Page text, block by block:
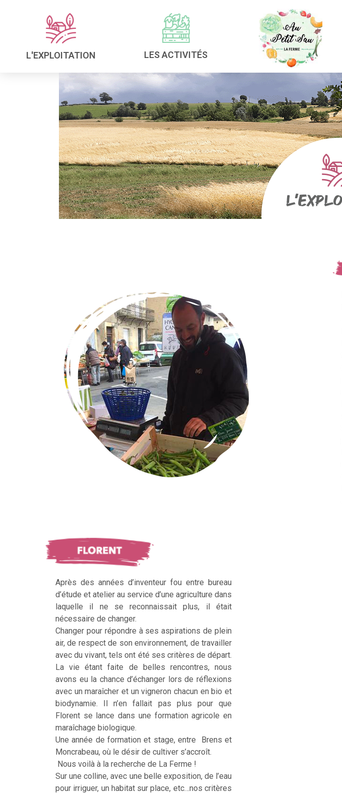
L'EXPLOITATION LES ACTIVITÉS
Après des années d’inventeur fou entre bureau
d’étude et atelier au service d’une agriculture dans
laquelle il ne se reconnaissait plus, il était
nécessaire de changer.
Changer pour répondre à ses aspirations de plein
air, de respect de son environnement, de travailler
avec du vivant, tels ont été ses critères de départ.
La vie étant faite de belles rencontres, nous
avons eu la chance d’échanger lors de réflexions
avec un maraîcher et un vigneron chacun en bio et
biodynamie. Il n’en fallait pas plus pour que
Florent se lance dans une formation agricole en
maraîchage biologique.
Une année de formation et stage, entre Brens et
Moncrabeau, où le désir de cultiver s’accroît.
Nous voilà à la recherche de La Ferme !
Sur une colline, avec une belle exposition, de l’eau
pour irriguer, un habitat sur place, etc…nos critères